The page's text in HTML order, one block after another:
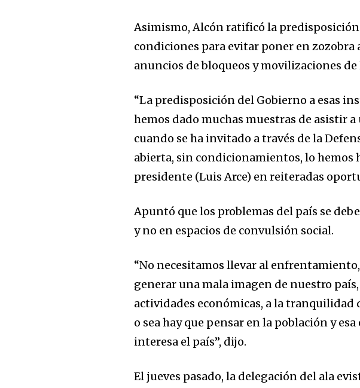
won't spam your inbox. Your information is safe with
Asimismo, Alcón ratificó la
condiciones para evitar poner en
anuncios de bloqueos y movilizaciones de
“La predisposición del Gobierno a esas
hemos dado muchas muestras de asistir
cuando se ha invitado a través de la
abierta, sin condicionamientos, lo hemos
presidente (Luis Arce) en reiteradas
Apuntó que los problemas del país se
y no en espacios de convulsión social.
“No necesitamos llevar al
generar una mala imagen de nuestro
actividades económicas, a la tranquilidad
o sea hay que pensar en la población y
interesa el país”, dijo.
El jueves pasado, la delegación del ala